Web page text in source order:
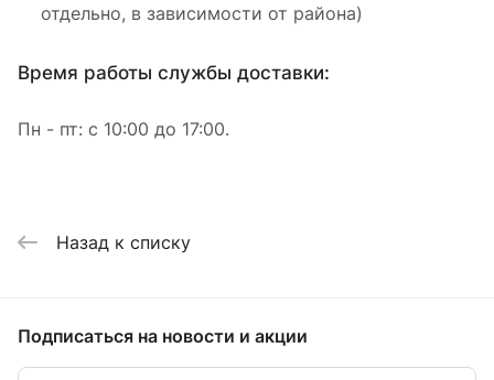
отдельно, в зависимости от района)
Время работы службы доставки:
Пн - пт: с 10:00 до 17:00.
Назад к списку
Подписаться на новости и акции